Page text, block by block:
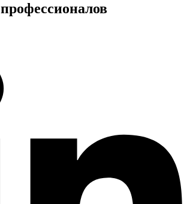
профессионалов